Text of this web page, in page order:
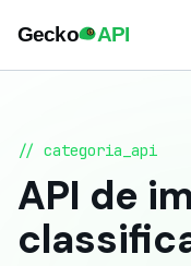
// categoria_api
API de